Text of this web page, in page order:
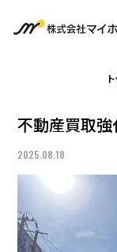
不動産買取強
2025.08.18